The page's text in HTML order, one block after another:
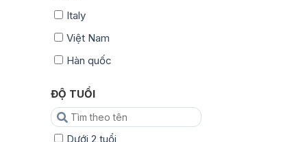
Italy
Việt Nam
Hàn quốc
ĐỘ TUỔI
Dưới 2 tuổi